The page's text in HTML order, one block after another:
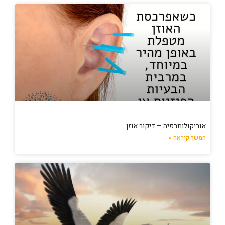
אוריקולותרפיה – דיקור אוזן
המשך קיראה »